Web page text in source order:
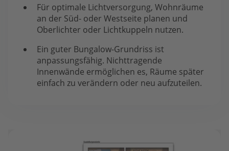
Für optimale Lichtversorgung, Wohnräume
an der Süd- oder Westseite planen und
Oberlichter oder Lichtkuppeln nutzen.
Ein guter Bungalow-Grundriss ist
anpassungsfähig. Nichttragende
Innenwände ermöglichen es, Räume später
einfach zu verändern oder neu aufzuteilen.